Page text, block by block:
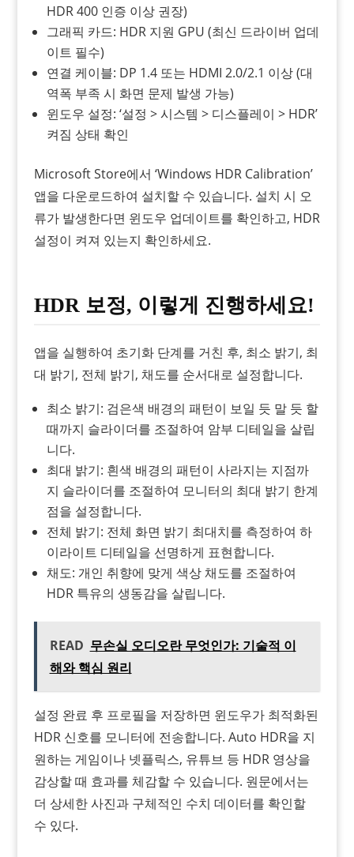
HDR 400 인증 이상 권장)
그래픽 카드: HDR 지원 GPU (최신 드라이버 업데
이트 필수)
연결 케이블: DP 1.4 또는 HDMI 2.0/2.1 이상 (대
역폭 부족 시 화면 문제 발생 가능)
윈도우 설정: ‘설정 > 시스템 > 디스플레이 > HDR’
켜짐 상태 확인
Microsoft Store에서 ‘Windows HDR Calibration’
앱을 다운로드하여 설치할 수 있습니다. 설치 시 오
류가 발생한다면 윈도우 업데이트를 확인하고, HDR
설정이 켜져 있는지 확인하세요.
HDR 보정, 이렇게 진행하세요!
앱을 실행하여 초기화 단계를 거친 후, 최소 밝기, 최
대 밝기, 전체 밝기, 채도를 순서대로 설정합니다.
최소 밝기: 검은색 배경의 패턴이 보일 듯 말 듯 할
때까지 슬라이더를 조절하여 암부 디테일을 살립
니다.
최대 밝기: 흰색 배경의 패턴이 사라지는 지점까
지 슬라이더를 조절하여 모니터의 최대 밝기 한계
점을 설정합니다.
전체 밝기: 전체 화면 밝기 최대치를 측정하여 하
이라이트 디테일을 선명하게 표현합니다.
채도: 개인 취향에 맞게 색상 채도를 조절하여
HDR 특유의 생동감을 살립니다.
READ 무손실 오디오란 무엇인가: 기술적 이
해와 핵심 원리
설정 완료 후 프로필을 저장하면 윈도우가 최적화된
HDR 신호를 모니터에 전송합니다. Auto HDR을 지
원하는 게임이나 넷플릭스, 유튜브 등 HDR 영상을
감상할 때 효과를 체감할 수 있습니다. 원문에서는
더 상세한 사진과 구체적인 수치 데이터를 확인할
수 있다.